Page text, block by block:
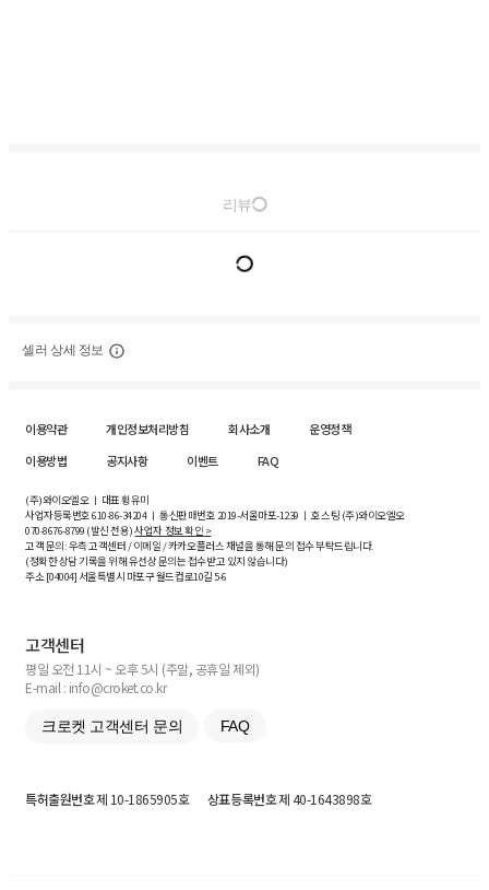
리뷰
셀러 상세 정보
이용약관 개인정보처리방침 회사소개
운영정책
이용방법
공지사항 이벤트 FAQ
(주)와이오엘오 ㅣ 대표 황유미
사업자등록번호610-86-34204ㅣ 통신판매번호 2019-서울마포-1239 ㅣ 호스팅 (주)와이오엘오
070-8676-8799 (발신 전용)사업자 정보 확인 >
고객 문의: 우측 고객센터 / 이메일 / 카카오플러스 채널을 통해 문의 접수 부탁드립니다.
(정확한 상담 기록을 위해 유선상 문의는 접수받고 있지 않습니다)
주소 [04004] 서울특별시 마포구 월드컵로10길5-6
고객센터
평일 오전 11시 ~ 오후 5시 (주말, 공휴일 제외)
E-mail : info@croket.co.kr
크로켓 고객센터 문의 FAQ
특허출원번호제 10-1865905호 상표등록번호제 40-1643898호